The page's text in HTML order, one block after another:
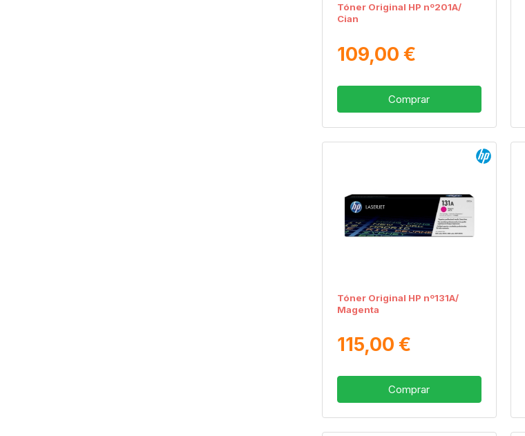
Tóner Original HP nº201A/
Cian
109,00 €
Comprar
Tóner Original HP nº131A/
Magenta
115,00 €
Comprar